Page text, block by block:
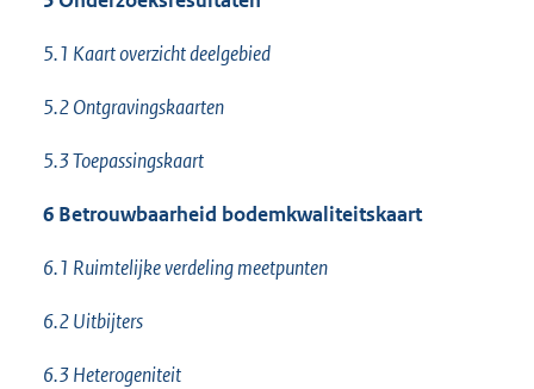
5.1 Kaart overzicht deelgebied
5.2 Ontgravingskaarten
5.3 Toepassingskaart
6 Betrouwbaarheid bodemkwaliteitskaart
6.1 Ruimtelijke verdeling meetpunten
6.2 Uitbijters
6.3 Heterogeniteit